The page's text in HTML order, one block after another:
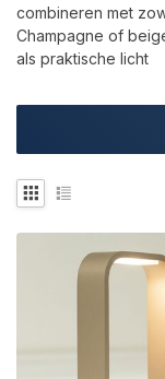
combineren met
Champagne of
als praktische licht